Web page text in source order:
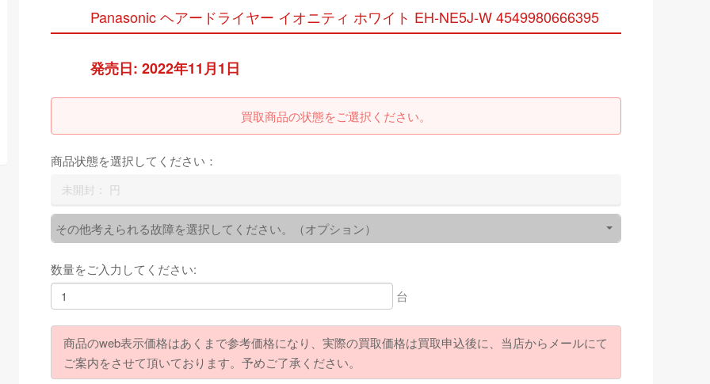
Panasonic ヘアードライヤー イオニティ ホワイト EH-NE5J-W 4549980666395
発売日: 2022年11月1日
買取商品の状態をご選択ください。
商品状態を選択してください：
未開封： 円
その他考えられる故障を選択してください。（オプション）
数量をご入力してください:
台
商品のweb表示価格はあくまで参考価格になり、実際の買取価格は買取申込後に、当店からメールにて
ご案内をさせて頂いております。予めご了承ください。